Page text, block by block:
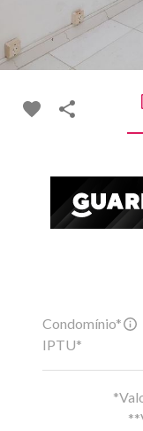
Condomínio*
IPTU*